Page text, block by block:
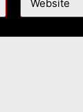
Website